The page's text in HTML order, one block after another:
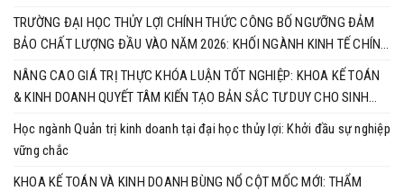
TRƯỜNG ĐẠI HỌC THỦY LỢI CHÍNH THỨC CÔNG BỐ NGƯỠNG ĐẢM
BẢO CHẤT LƯỢNG ĐẦU VÀO NĂM 2026: KHỐI NGÀNH KINH TẾ CHÍNH
THỨC VÀO CUỘC ĐUA RỰC LỬA
NÂNG CAO GIÁ TRỊ THỰC KHÓA LUẬN TỐT NGHIỆP: KHOA KẾ TOÁN
& KINH DOANH QUYẾT TÂM KIẾN TẠO BẢN SẮC TƯ DUY CHO SINH
Học ngành Quản trị kinh doanh tại đại học thủy lợi: Khởi đầu sự nghiệp
vững chắc
KHOA KẾ TOÁN VÀ KINH DOANH BÙNG NỔ CỘT MỐC MỚI: THẨM